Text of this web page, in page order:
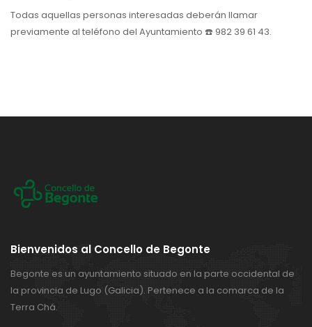
Todas aquellas personas interesadas deberán llamar
previamente al teléfono del Ayuntamiento ☎️ 982 39 61 43.
Bienvenidos al Concello de Begonte
Begonte es un ayuntamiento situado en la parte occidental de
la provincia de Lugo (Galicia). Pertenece a la comarca de la
Terra Chá.